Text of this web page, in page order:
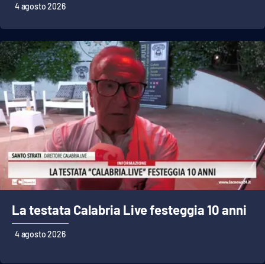
4 agosto 2026
La testata Calabria Live festeggia 10 anni
4 agosto 2026